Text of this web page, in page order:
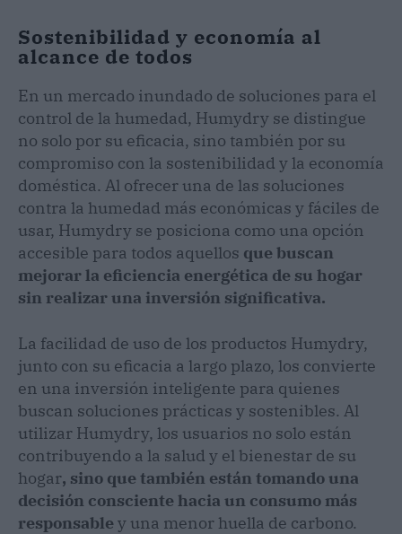
Sostenibilidad y economía al
alcance de todos
En un mercado inundado de soluciones para el
control de la humedad, Humydry se distingue
no solo por su eficacia, sino también por su
compromiso con la sostenibilidad y la economía
doméstica. Al ofrecer una de las soluciones
contra la humedad más económicas y fáciles de
usar, Humydry se posiciona como una opción
accesible para todos aquellos que buscan
mejorar la eficiencia energética de su hogar
sin realizar una inversión significativa.
La facilidad de uso de los productos Humydry,
junto con su eficacia a largo plazo, los convierte
en una inversión inteligente para quienes
buscan soluciones prácticas y sostenibles. Al
utilizar Humydry, los usuarios no solo están
contribuyendo a la salud y el bienestar de su
hogar, sino que también están tomando una
decisión consciente hacia un consumo más
responsabley una menor huella de carbono.